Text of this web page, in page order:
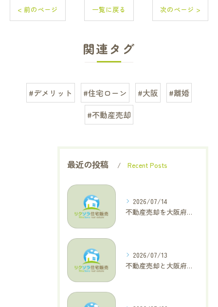
< 前のページ 一覧に戻る 次のページ >
関連タグ
#デメリット #住宅ローン #大阪
#離婚
#不動産売却
最近の投稿 Recent Posts
2026/07/14
不動産売却を大阪府大東市で成功へ導くためのAIOに適した基本コラム
2026/07/13
不動産売却と大阪府四條畷市で利益最大化を叶えるコラム特集